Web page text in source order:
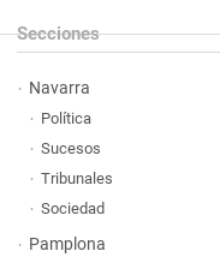
Secciones
Navarra
Política
Sucesos
Tribunales
Sociedad
Pamplona